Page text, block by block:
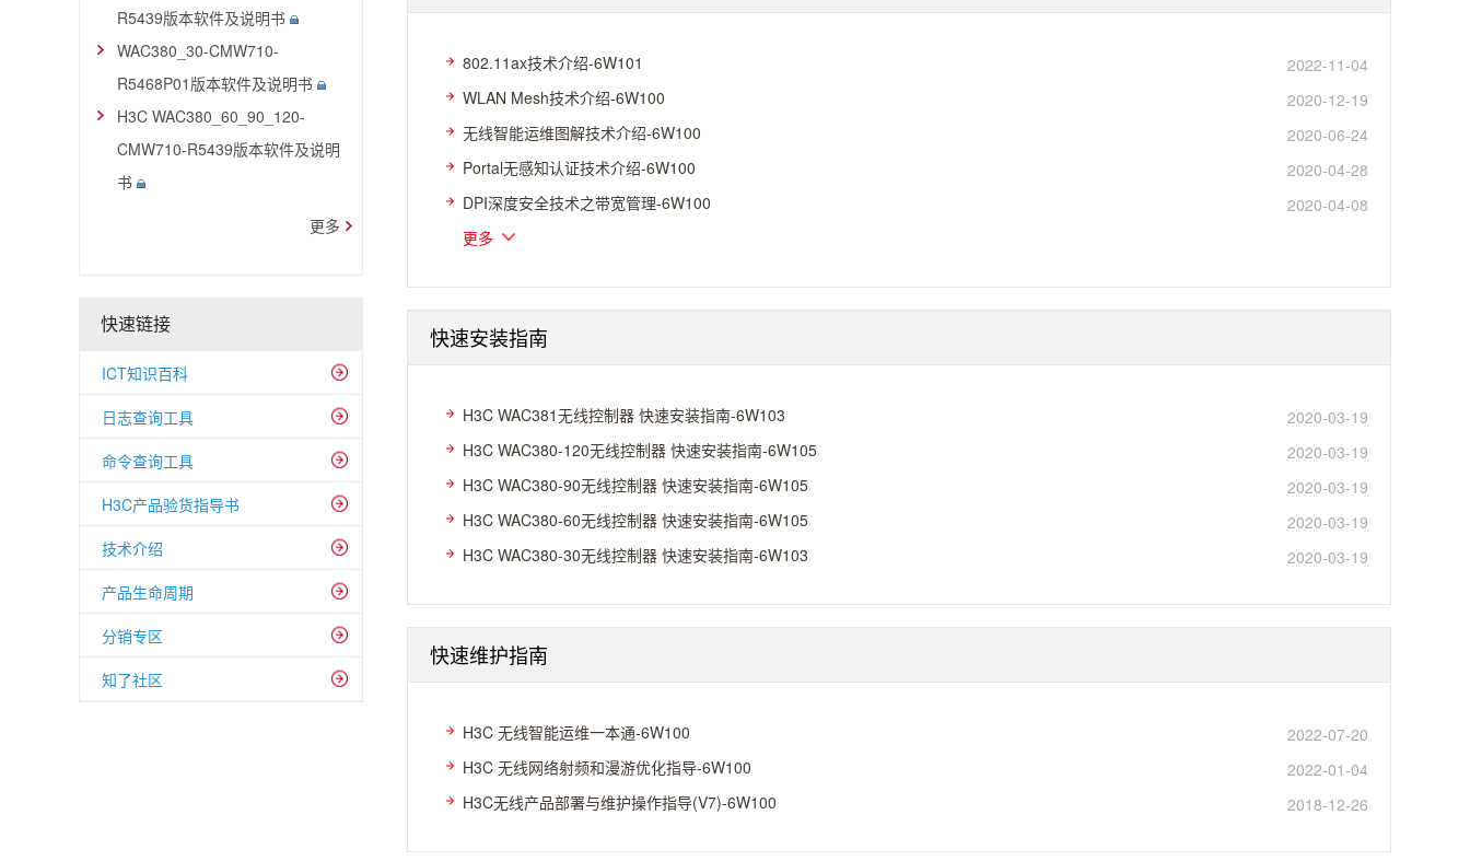
R5439版本软件及说明书
WAC380_30-CMW710-
R5468P01版本软件及说明书
H3C WAC380_60_90_120-
CMW710-R5439版本软件及说明
书
更多
快速链接
ICT知识百科
日志查询工具
命令查询工具
H3C产品验货指导书
技术介绍
产品生命周期
分销专区
知了社区
802.11ax技术介绍-6W101
2022-11-04
WLAN Mesh技术介绍-6W100
2020-12-19
无线智能运维图解技术介绍-6W100
2020-06-24
Portal无感知认证技术介绍-6W100
2020-04-28
DPI深度安全技术之带宽管理-6W100
2020-04-08
更多
快速安装指南
H3C WAC381无线控制器 快速安装指南-6W103
2020-03-19
H3C WAC380-120无线控制器 快速安装指南-6W105
2020-03-19
H3C WAC380-90无线控制器 快速安装指南-6W105
2020-03-19
H3C WAC380-60无线控制器 快速安装指南-6W105
2020-03-19
H3C WAC380-30无线控制器 快速安装指南-6W103
2020-03-19
快速维护指南
H3C 无线智能运维一本通-6W100
2022-07-20
H3C 无线网络射频和漫游优化指导-6W100
2022-01-04
H3C无线产品部署与维护操作指导(V7)-6W100
2018-12-26